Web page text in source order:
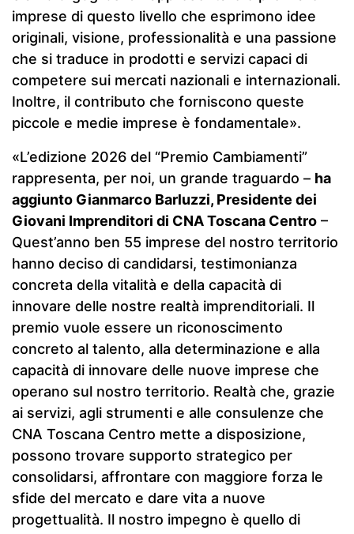
imprese di questo livello che esprimono idee
originali, visione, professionalità e una passione
che si traduce in prodotti e servizi capaci di
competere sui mercati nazionali e internazionali.
Inoltre, il contributo che forniscono queste
piccole e medie imprese è fondamentale».
«L’edizione 2026 del “Premio Cambiamenti”
rappresenta, per noi, un grande traguardo – ha
aggiunto Gianmarco Barluzzi, Presidente dei
Giovani Imprenditori di CNA Toscana Centro –
Quest’anno ben 55 imprese del nostro territorio
hanno deciso di candidarsi, testimonianza
concreta della vitalità e della capacità di
innovare delle nostre realtà imprenditoriali. Il
premio vuole essere un riconoscimento
concreto al talento, alla determinazione e alla
capacità di innovare delle nuove imprese che
operano sul nostro territorio. Realtà che, grazie
ai servizi, agli strumenti e alle consulenze che
CNA Toscana Centro mette a disposizione,
possono trovare supporto strategico per
consolidarsi, affrontare con maggiore forza le
sfide del mercato e dare vita a nuove
progettualità. Il nostro impegno è quello di